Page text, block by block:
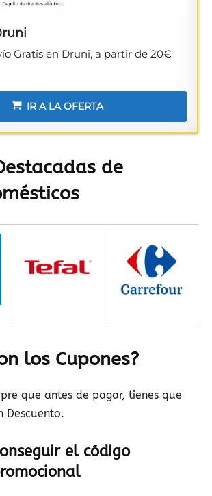
Gratis en Druni, a partir de 20€
IR A LA OFERTA
de
los Cupones?
que antes de pagar, tienes que
Descuento.
el código